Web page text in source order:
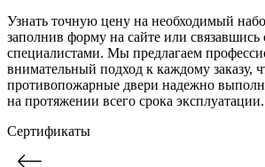
Узнать точную цену на необходимый
заполнив форму на сайте или
специалистами. Мы предлагаем
внимательный подход к каждому заказу,
противопожарные двери надежно
на протяжении всего срока эксплуатации.
Сертификаты